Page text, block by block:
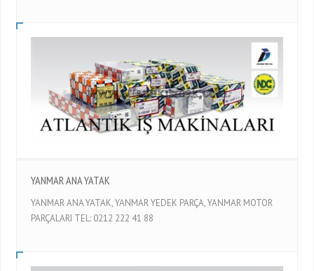
YANMAR ANA YATAK
YANMAR ANA YATAK, YANMAR YEDEK PARÇA, YANMAR MOTOR
PARÇALARI TEL: 0212 222 41 88